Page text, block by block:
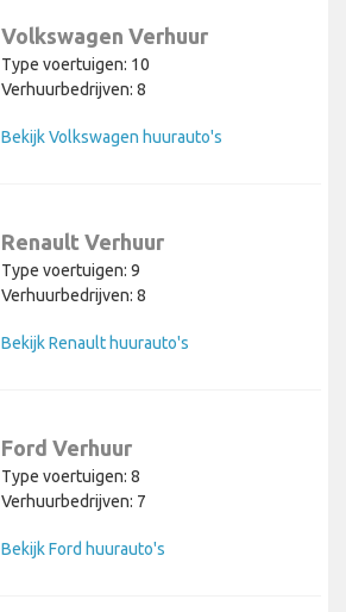
Volkswagen Verhuur
Type voertuigen: 10
Verhuurbedrijven: 8
Bekijk Volkswagen huurauto's
Renault Verhuur
Type voertuigen: 9
Verhuurbedrijven: 8
Bekijk Renault huurauto's
Ford Verhuur
Type voertuigen: 8
Verhuurbedrijven: 7
Bekijk Ford huurauto's